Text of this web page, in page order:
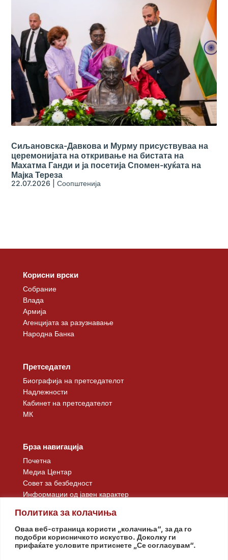
Политика за колачиња
Оваа веб-страница користи „колачиња“, за да го
подобри корисничкото искуство. Доколку ги
прифаќате условите притиснете „Се согласувам“.
Сиљановска-Давкова и Мурму присуствуваа на
церемонијата на откривање на бистата на
Махатма Ганди и ја посетија Спомен-куќата на
Мајка Тереза
22.07.2026 |Соопштенија
Корисни врски
Собрание
Влада
Армија
Агенцијата за разузнавање
Народна Банка
Претседател
Биографија на претседателот
Надлежности
Кабинет на претседателот
МК
Брза навигација
Почетна
Медиа Центар
Совет за безбедност
Информации од јавен карактер